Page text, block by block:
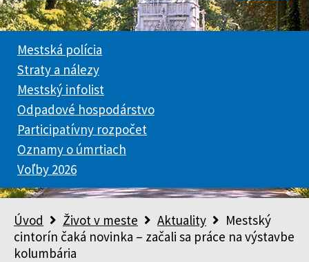
Mestská polícia
Straty a nálezy
Mestský infolist
Odpadové hospodárstvo
Participatívny rozpočet
Oznamy o úmrtiach
Voľby 2026
Úvod Život v meste Aktuality
Mestský
cintorín čaká novinka – začali sa práce na výstavbe
kolumbária